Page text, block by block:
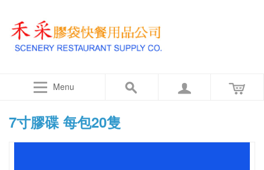
Menu
7寸膠碟 每包20隻